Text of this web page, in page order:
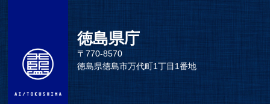
徳島県庁
〒770-8570
徳島県徳島市万代町1丁目1番地